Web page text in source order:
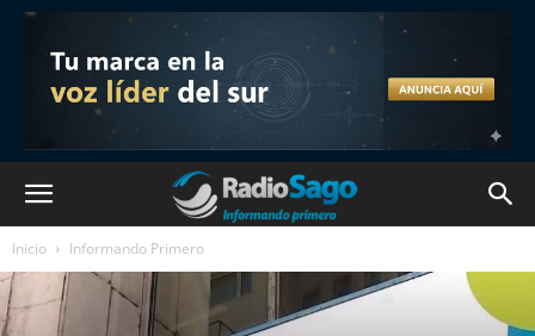
Inicio Informando Primero